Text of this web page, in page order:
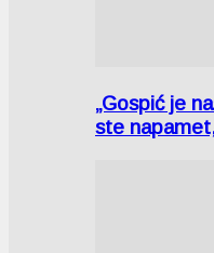
„Gospić je
ste